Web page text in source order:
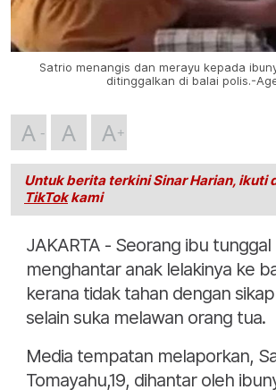
Satrio menangis dan merayu kepada
ditinggalkan di balai polis.-
A A A
Untuk berita terkini Sinar Harian, ikuti
TikTokkami
JAKARTA - Seorang ibu
menghantar anak lelakinya ke
kerana tidak tahan dengan
selain suka melawan orang tua.
Media tempatan melaporkan,
Tomayahu,19, dihantar oleh